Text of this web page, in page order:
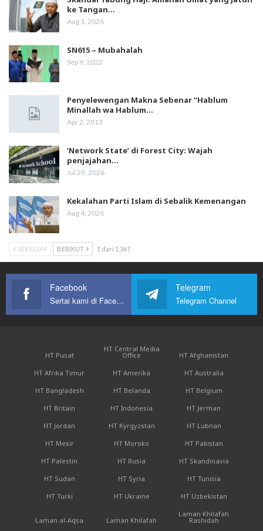
ke Tangan…
Aug 1, 2026
SN615 – Mubahalah
Sep 9, 2022
Penyelewengan Makna Sebenar “Hablum
Minallah wa Hablum…
Apr 2, 2013
‘Network State’ di Forest City: Wajah
penjajahan…
Jul 29, 2026
Kekalahan Parti Islam di Sebalik Kemenangan
Aug 4, 2026
SEBELUM BERIKUT 1 dari 1,367
Facebook
Sertai kami di Facebook
Telegram
Telegram Channel
HT Pusat
HT Central Media
Office
HT Afghanistan
HT Afrika Timur
HT Amerika
HT Australia
HT Bangladesh
HT Belanda
HT Belgium
HT Britain
HT Indonesia
HT Jerman
HT Jordan
HT Kyrgyzstan
HT Lubnan
HT Mesir
HT Moroko
HT Pakistan
HT Palestin
HT Rusia
HT Skandinavia
HT Sudan
HT Syria
HT Tunisia
HT Turki
HT Ukraine HT Uzbekistan
Laman al-Aqsa Laman Khilafah
Laman Khilafah
Rashidah